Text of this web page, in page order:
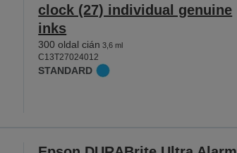
clock (27) individual genuine
inks
300 oldal cián 3,6 ml
C13T27024012
STANDARD